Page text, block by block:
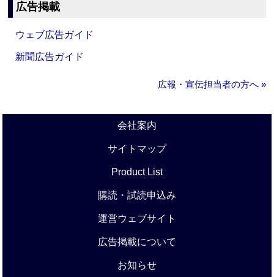
広告掲載
ウェブ広告ガイド
新聞広告ガイド
広報・宣伝担当者の方へ »
会社案内
サイトマップ
Product List
購読・試読申込み
運営ウェブサイト
広告掲載について
お知らせ